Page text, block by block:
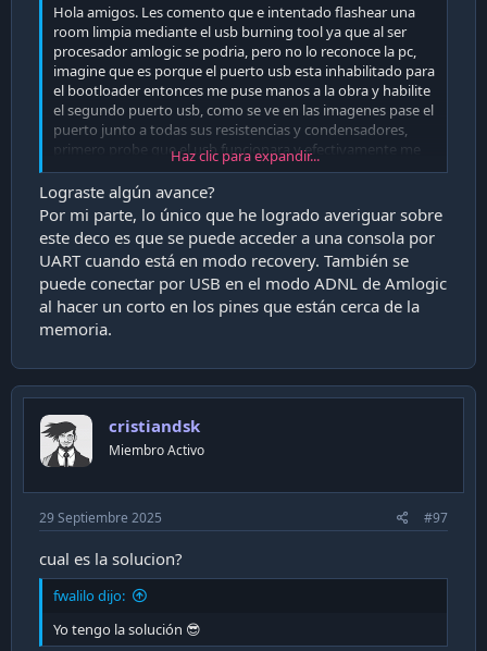
Hola amigos. Les comento que e intentado flashear una
room limpia mediante el usb burning tool ya que al ser
procesador amlogic se podria, pero no lo reconoce la pc,
imagine que es porque el puerto usb esta inhabilitado para
el bootloader entonces me puse manos a la obra y habilite
el segundo puerto usb, como se ve en las imagenes pase el
puerto junto a todas sus resistencias y condensadores,
primero probe que el usb funcionara y efectivamente me
reconocia el usb con la app fx file pude ver todo lo que
contenia el usb asi que intente flashearla pero aun asi no lo
reconoce el programa, no hay registro de ingreso de usb a
la pc, lo cual me dice que debe tener otro tipo de bloqueo.
Solo queda decir que seguire buscando soluciones, espero
que algun dia se pueda liberar un codigo maestro para
poder liberar el tan anhelado modo desarrollador.Ver
adjunto 40078Ver adjunto 40077 Ver adjunto 40076
Haz clic para expandir...
Lograste algún avance?
Por mi parte, lo único que he logrado averiguar sobre
este deco es que se puede acceder a una consola por
UART cuando está en modo recovery. También se
puede conectar por USB en el modo ADNL de Amlogic
al hacer un corto en los pines que están cerca de la
memoria.
cristiandsk
Miembro Activo
29 Septiembre 2025 #97
cual es la solucion?
fwalilo dijo:
Yo tengo la solución 😎